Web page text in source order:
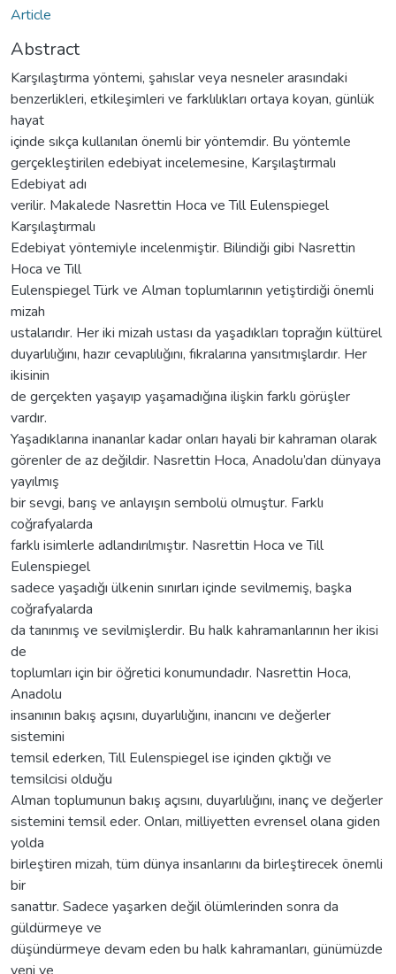
Article
Abstract
Karşılaştırma yöntemi, şahıslar veya nesneler arasındaki
benzerlikleri, etkileşimleri ve farklılıkları ortaya koyan, günlük
hayat
içinde sıkça kullanılan önemli bir yöntemdir. Bu yöntemle
gerçekleştirilen edebiyat incelemesine, Karşılaştırmalı
Edebiyat adı
verilir. Makalede Nasrettin Hoca ve Tıll Eulenspiegel
Karşılaştırmalı
Edebiyat yöntemiyle incelenmiştir. Bilindiği gibi Nasrettin
Hoca ve Tıll
Eulenspiegel Türk ve Alman toplumlarının yetiştirdiği önemli
mizah
ustalarıdır. Her iki mizah ustası da yaşadıkları toprağın kültürel
duyarlılığını, hazır cevaplılığını, fıkralarına yansıtmışlardır. Her
ikisinin
de gerçekten yaşayıp yaşamadığına ilişkin farklı görüşler
vardır.
Yaşadıklarına inananlar kadar onları hayali bir kahraman olarak
görenler de az değildir. Nasrettin Hoca, Anadolu’dan dünyaya
yayılmış
bir sevgi, barış ve anlayışın sembolü olmuştur. Farklı
coğrafyalarda
farklı isimlerle adlandırılmıştır. Nasrettin Hoca ve Tıll
Eulenspiegel
sadece yaşadığı ülkenin sınırları içinde sevilmemiş, başka
coğrafyalarda
da tanınmış ve sevilmişlerdir. Bu halk kahramanlarının her ikisi
de
toplumları için bir öğretici konumundadır. Nasrettin Hoca,
Anadolu
insanının bakış açısını, duyarlılığını, inancını ve değerler
sistemini
temsil ederken, Tıll Eulenspiegel ise içinden çıktığı ve
temsilcisi olduğu
Alman toplumunun bakış açısını, duyarlılığını, inanç ve değerler
sistemini temsil eder. Onları, milliyetten evrensel olana giden
yolda
birleştiren mizah, tüm dünya insanlarını da birleştirecek önemli
bir
sanattır. Sadece yaşarken değil ölümlerinden sonra da
güldürmeye ve
düşündürmeye devam eden bu halk kahramanları, günümüzde